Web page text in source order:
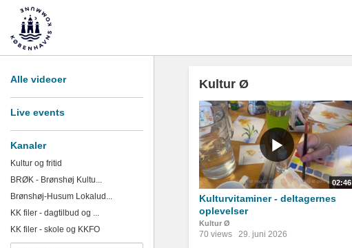
Alle videoer
Live events
Kanaler
Kultur og fritid
BRØK - Brønshøj Kultu...
Brønshøj-Husum Lokalud...
KK filer - dagtilbud og ...
KK filer - skole og KKFO
Kultur Ø
02:46
Kulturvitaminer - deltagernes
oplevelser
Kultur Ø
70 views 29. juni 2026